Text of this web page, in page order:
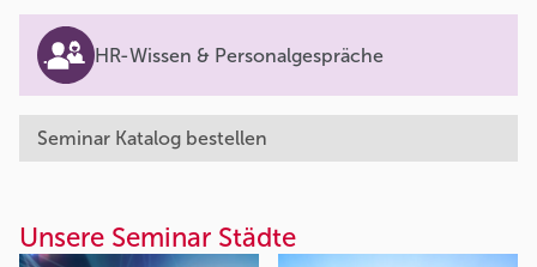
HR-Wissen & Personalgespräche
Seminar Katalog bestellen
Unsere Seminar Städte